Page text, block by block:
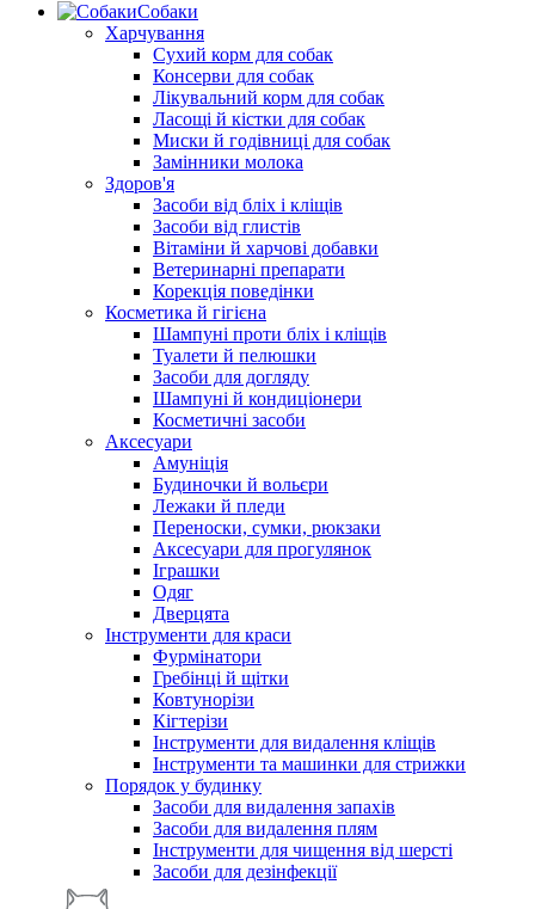
Собаки
Харчування
Сухий корм для собак
Консерви для собак
Лікувальний корм для собак
Ласощі й кістки для собак
Миски й годівниці для собак
Замінники молока
Здоров'я
Засоби від бліх і кліщів
Засоби від глистів
Вітаміни й харчові добавки
Ветеринарні препарати
Корекція поведінки
Косметика й гігієна
Шампуні проти бліх і кліщів
Туалети й пелюшки
Засоби для догляду
Шампуні й кондиціонери
Косметичні засоби
Аксесуари
Амуніція
Будиночки й вольєри
Лежаки й пледи
Переноски, сумки, рюкзаки
Аксесуари для прогулянок
Іграшки
Одяг
Дверцята
Інструменти для краси
Фурмінатори
Гребінці й щітки
Ковтунорізи
Кігтерізи
Інструменти для видалення кліщів
Інструменти та машинки для стрижки
Порядок у будинку
Засоби для видалення запахів
Засоби для видалення плям
Інструменти для чищення від шерсті
Засоби для дезінфекції